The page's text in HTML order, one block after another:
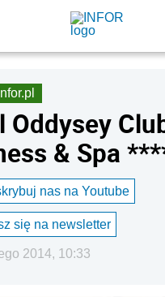
Oddysey
& Spa
nas na Youtube
się na newsletter
2014, 10:33